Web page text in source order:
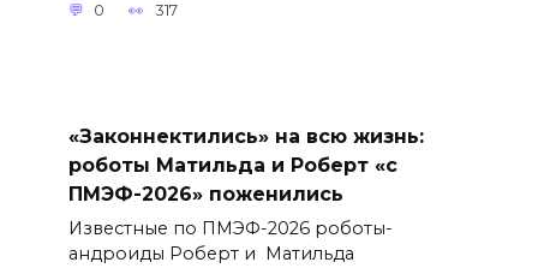
0 317
«Законнектились» на всю жизнь:
роботы Матильда и Роберт «с
ПМЭФ-2026» поженились
Известные по ПМЭФ-2026 роботы-
андроиды Роберт и Матильда